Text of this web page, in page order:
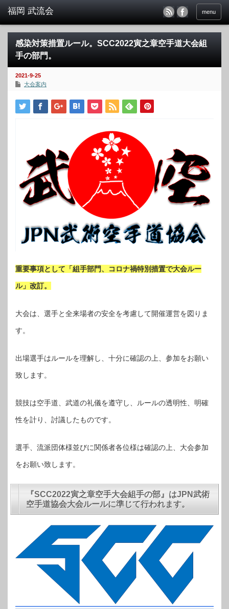
menu
感染対策措置ルール。SCC2022寅之章空手道大会組
手の部門。
2021-9-25
大会案内
重要事項として「組手部門、コロナ禍特別措置で大会ルー
ル」改訂。
大会は、選手と全来場者の安全を考慮して開催運営を図りま
す。
出場選手はルールを理解し、十分に確認の上、参加をお願い
致します。
競技は空手道、武道の礼儀を遵守し、ルールの透明性、明確
性を計り、討議したものです。
選手、流派団体様並びに関係者各位様は確認の上、大会参加
をお願い致します。
『SCC2022寅之章空手大会組手の部』はJPN武術
空手道協会大会ルールに準じて行われます。